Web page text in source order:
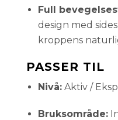
Full
design med
kroppens
PASSER TIL
Nivå: Aktiv /
Bruksområde: